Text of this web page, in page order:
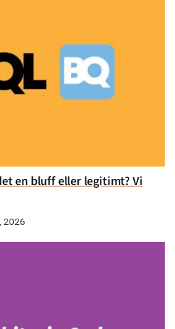
en bluff eller legitimt? Vi
2026